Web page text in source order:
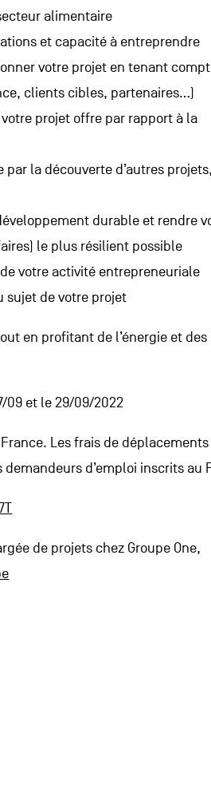
alimentaire
et capacité à entreprendre
votre projet en tenant
clients cibles, partenaires…)
projet offre par rapport à la
la découverte d’autres projets,
durable et rendre
le plus résilient possible
votre activité entrepreneuriale
sujet de votre projet
en profitant de l’énergie et des
09 et le 29/09/2022
Les frais de
d’emploi inscrits au
de projets chez Groupe One,